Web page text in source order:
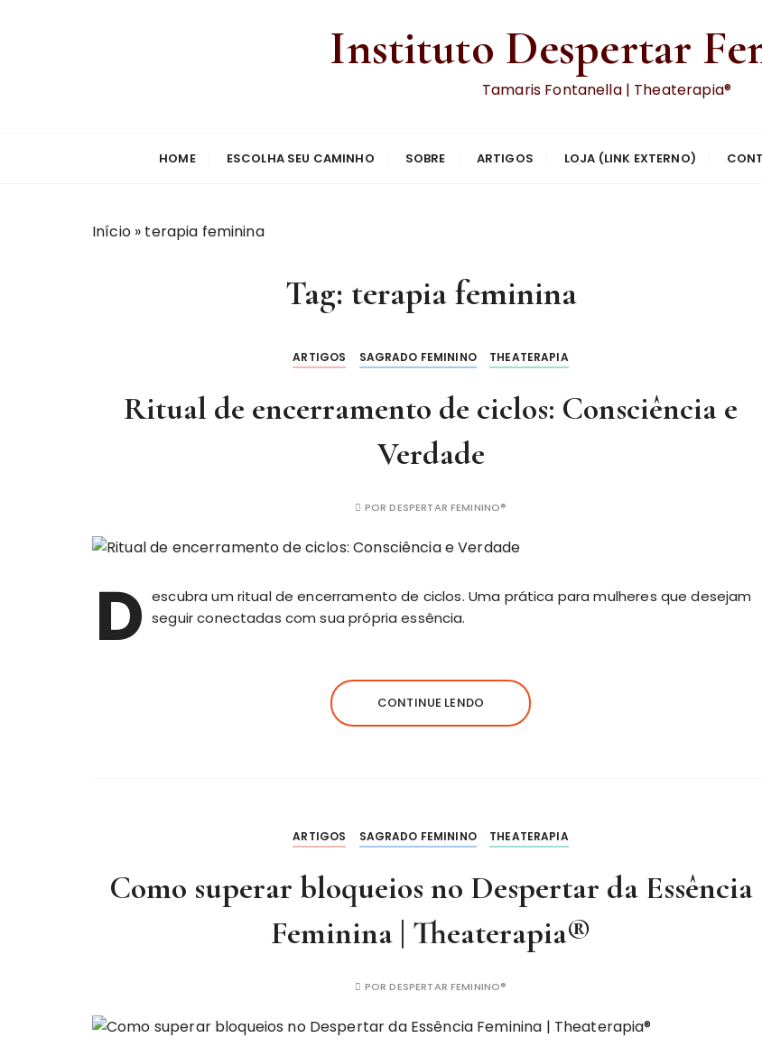
Instituto Despertar
Tamaris Fontanella | Theaterapia®
HOME ESCOLHA SEU CAMINHO SOBRE ARTIGOS LOJA (LINK EXTERNO)
Início» terapia feminina
Tag: terapia feminina
ARTIGOS SAGRADO FEMININO THEATERAPIA
Ritual de encerramento de ciclos: Consciência e
Verdade
PORDESPERTAR FEMININO®
D escubra um ritual de encerramento de ciclos. Uma prática para mulheres que desejam
seguir conectadas com sua própria essência.
CONTINUE LENDO
ARTIGOS SAGRADO FEMININO THEATERAPIA
Como superar bloqueios no Despertar da Essência
Feminina | Theaterapia®
PORDESPERTAR FEMININO®